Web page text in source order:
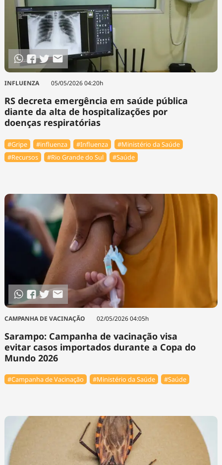
INFLUENZA 05/05/2026 04:20h
RS decreta emergência em saúde pública
diante da alta de hospitalizações por
doenças respiratórias
#Gripe #influenza #Influenza
#Ministério da Saúde
#Recursos
#Rio Grande do Sul #Saúde
CAMPANHA DE VACINAÇÃO 02/05/2026 04:05h
Sarampo: Campanha de vacinação visa
evitar casos importados durante a Copa do
Mundo 2026
#Campanha de Vacinação #Ministério da Saúde #Saúde